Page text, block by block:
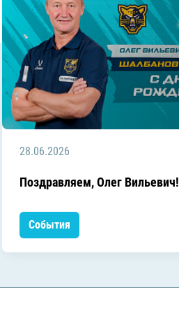
28.06.2026
Поздравляем, Олег Вильевич!
События